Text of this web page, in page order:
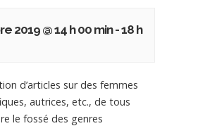
2019 @ 14 h 00 min-18 h
d’articles sur des femmes
autrices, etc., de tous
le fossé des genres